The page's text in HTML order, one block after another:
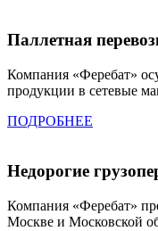
Паллетная
Компания «Феребат»
продукции в сетевые
ПОДРОБНЕЕ
Недорогие
Компания «Феребат»
Москве и Московской